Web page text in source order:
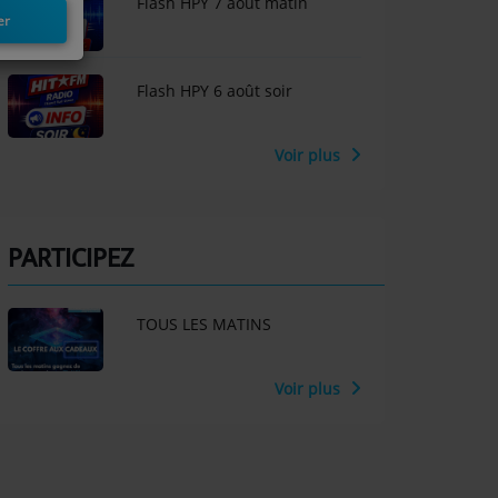
Flash HPY 6 août soir
Voir plus
PARTICIPEZ
TOUS LES MATINS
Voir plus